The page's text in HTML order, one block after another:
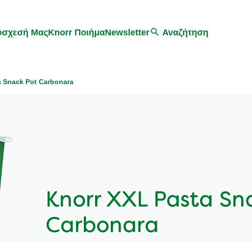
ΜαςKnorr ΠοιήμαNewsletter Αναζήτηση
Snack Pot Carbonara
Knorr XXL Pasta
Carbonara